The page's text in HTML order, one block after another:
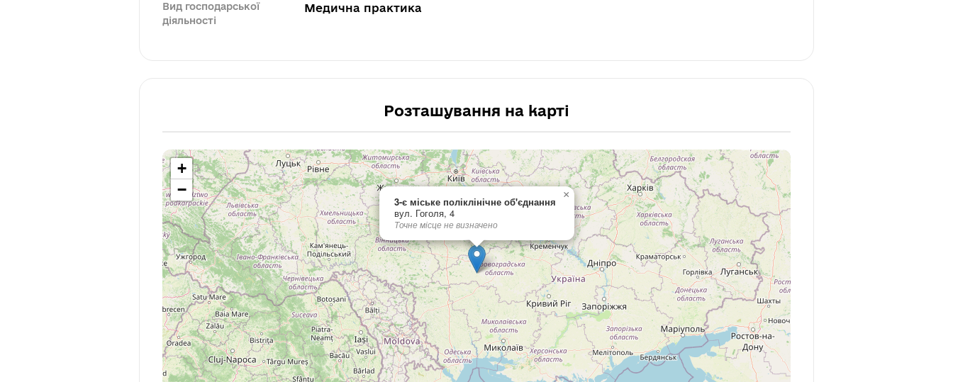
Вид господарської
діяльності
Медична практика
Розташування на карті
3-є міське поліклінічне об'єднання
вул. Гоголя, 4
Точне місце не визначено
×
+
−